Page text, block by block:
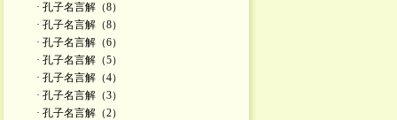
· 孔子名言解（8）
· 孔子名言解（8）
· 孔子名言解（6）
· 孔子名言解（5）
· 孔子名言解（4）
· 孔子名言解（3）
· 孔子名言解（2）